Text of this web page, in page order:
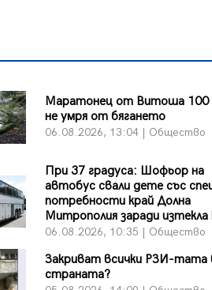
Маратонец от Витоша 100
не умря от бягането
06.08.2026, 13:04 | Общество
При 37 градуса: Шофьор на
автобус свали дете със
потребности край Долна
Митрополия заради
06.08.2026, 10:35 | Общество
Закриват всички РЗИ-тата
страната?